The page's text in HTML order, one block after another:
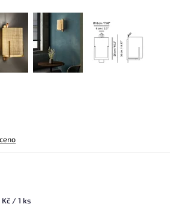
/ 1 ks